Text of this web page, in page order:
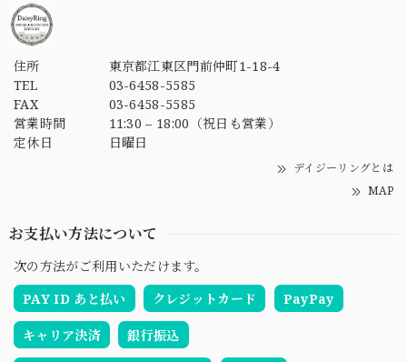
住所
東京都江東区門前仲町1-18-4
TEL
03-6458-5585
FAX
03-6458-5585
営業時間
11:30 – 18:00（祝日も営業）
定休日
日曜日
デイジーリングとは
MAP
お支払い方法について
次の方法がご利用いただけます。
PAY ID あと払い
クレジットカード PayPay
キャリア決済 銀行振込